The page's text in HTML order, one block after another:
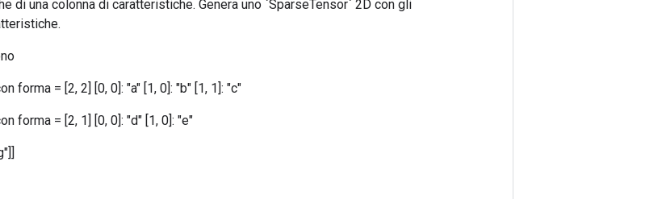
di una colonna di caratteristiche. Genera uno `SparseTensor` 2D con gli
forma = [2, 2] [0, 0]: "a" [1, 0]: "b" [1, 1]: "c"
forma = [2, 1] [0, 0]: "d" [1, 0]: "e"